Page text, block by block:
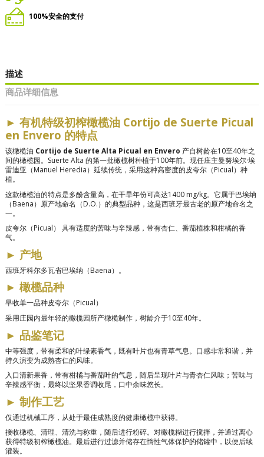
100%安全的支付
描述
商品详细信息
► 有机特级初榨橄榄油 Cortijo de Suerte Picual
en Envero 的特点
该橄榄油 Cortijo de Suerte Alta Picual en Envero 产自树龄在10至40年之
间的橄榄园。Suerte Alta 的第一批橄榄树种植于100年前。现任庄主曼努埃尔·埃
雷迪亚（Manuel Heredia）延续传统，采用这种高密度的皮夸尔（Picual）种
植。
这款橄榄油的特点是多酚含量高，在干旱年份可高达1400 mg/kg。它属于巴埃纳
（Baena）原产地命名（D.O.）的典型品种，这是西班牙最古老的原产地命名之
一。
皮夸尔（Picual） 具有适度的苦味与辛辣感，带有杏仁、番茄植株和柑橘的香
气。
► 产地
西班牙科尔多瓦省巴埃纳（Baena）。
► 橄榄品种
早收单一品种皮夸尔（Picual）
采用庄园内最年轻的橄榄园所产橄榄制作，树龄介于10至40年。
► 品鉴笔记
中等强度，带有柔和的叶绿素香气，既有叶片也有青草气息。口感非常和谐，并
持久演变为成熟杏仁的风味。
入口清新果香，带有柑橘与番茄叶的气息，随后呈现叶片与青杏仁风味；苦味与
辛辣感平衡，最终以坚果香调收尾，口中余味悠长。
► 制作工艺
仅通过机械工序，从处于最佳成熟度的健康橄榄中获得。
接收橄榄、清理、清洗与称重，随后进行粉碎。对橄榄糊进行搅拌，并通过离心
获得特级初榨橄榄油。最后进行过滤并储存在惰性气体保护的储罐中，以便后续
灌装。